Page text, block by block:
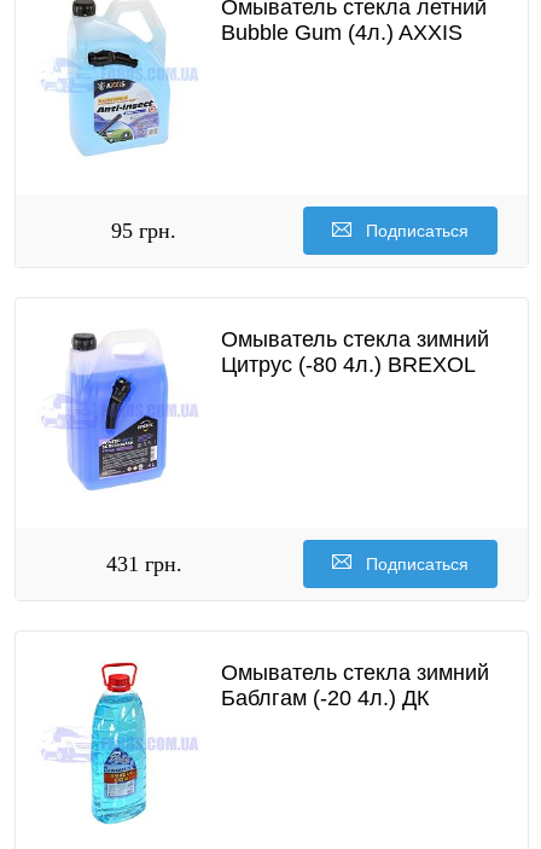
Омыватель стекла летний
Bubble Gum (4л.) AXXIS
95 грн. Подписаться
Омыватель стекла зимний
Цитрус (-80 4л.) BREXOL
431 грн. Подписаться
Омыватель стекла зимний
Баблгам (-20 4л.) ДК